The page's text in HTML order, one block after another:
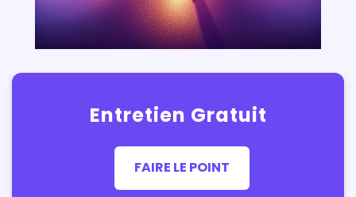
Entretien Gratuit
FAIRE LE POINT